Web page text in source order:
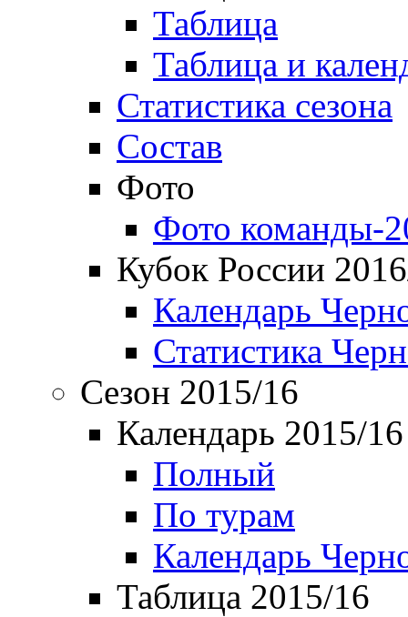
Таблица
Таблица и
Статистика сезона
Состав
Фото
Фото команды-
Кубок России
Календарь
Статистика
Сезон 2015/16
Календарь 2015/16
Полный
По турам
Календарь
Таблица 2015/16